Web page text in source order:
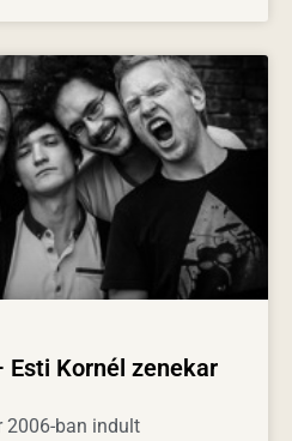
Esti Kornél zenekar
2006-ban indult